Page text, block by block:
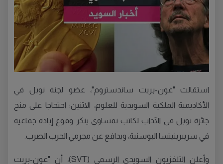
استقالت "غون-بريت ساندستروم"، عضو لجنة نوبل في
الأكاديمية الملكية السويدية للعلوم، الاثنين؛ احتجاجا على منح
جائزة نوبل في الآداب لكاتب نمساوي ينكر وقوع إبادة جماعية
في سريبرينيتسا البوسنية، ويدافع عن مجرمي الحرب الصرب.
وأعلن التلفزيون السويدي الرسمي (SVT)، أن "غون-بريت